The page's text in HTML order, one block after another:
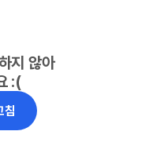
지 않아
:(
침